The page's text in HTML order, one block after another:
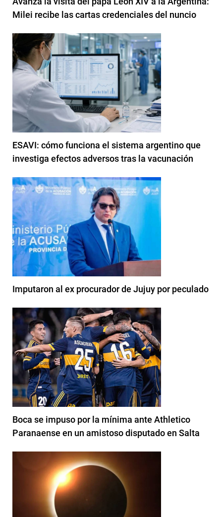
Milei recibe las cartas credenciales del nuncio
ESAVI: cómo funciona el sistema argentino que
investiga efectos adversos tras la vacunación
Imputaron al ex procurador de Jujuy por peculado
Boca se impuso por la mínima ante Athletico
Paranaense en un amistoso disputado en Salta